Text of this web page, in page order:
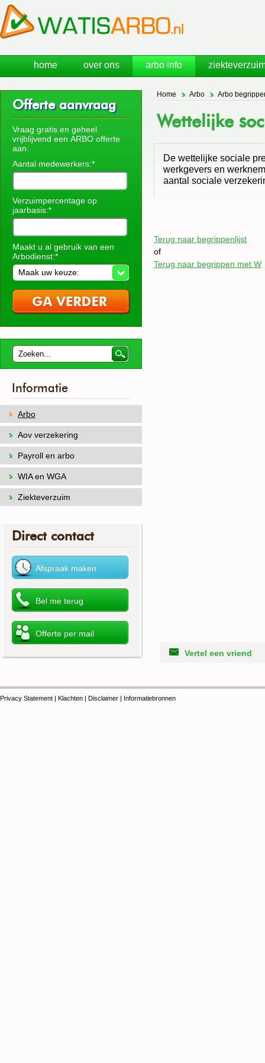
Home Arbo Arbo
Wettelijke
De wettelijke sociale
werkgevers en
aantal sociale
Terug naar begrippenlijst
of
Terug naar begrippen met W
Vertel een vriend
Offerte aanvraag
Vraag gratis en geheel
vrijblijvend een ARBO offerte
aan.
Aantal medewerkers:*
Verzuimpercentage op
jaarbasis:*
Maakt u al gebruik van een
Arbodienst:*
Maak uw keuze:
Informatie
Arbo
Aov verzekering
Payroll en arbo
WIA en WGA
Ziekteverzuim
Direct contact
Privacy Statement | Klachten | Disclaimer | Informatiebronnen
home over ons arbo info